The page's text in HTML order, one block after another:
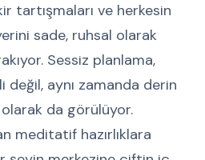
tartışmaları ve herkesin
sade, ruhsal olarak
Sessiz planlama,
değil, aynı zamanda derin
da görülüyor.
meditatif hazırlıklara